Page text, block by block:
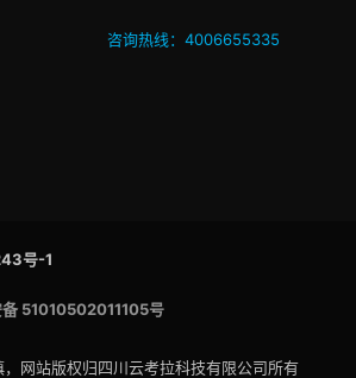
咨询热线：4006655335
号-1
备 51010502011105号
网站版权归四川云考拉科技有限公司所有